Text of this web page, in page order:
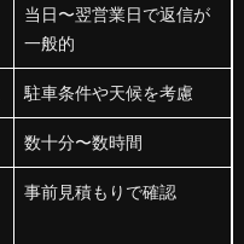
当日〜翌営業日で返信が
一般的
駐車条件や天候を考慮
数十分〜数時間
事前見積もりで確認